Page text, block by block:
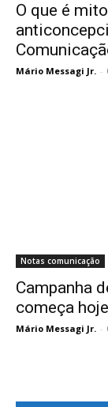
O que é
Mário Messagi Jr. -
Notas comunicação
Campanha
começa
Mário Messagi Jr. -